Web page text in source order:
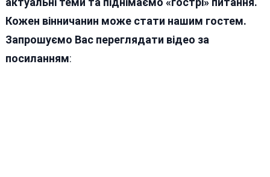
Кожен вінничанин може стати нашим гостем.
Запрошуємо Вас переглядати відео за
посиланням: